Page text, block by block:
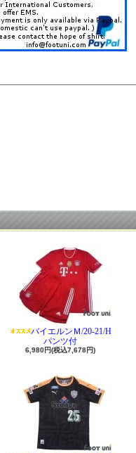
バイエルンＭ/20-21/H
パンツ付
6,980円(税込7,678円)